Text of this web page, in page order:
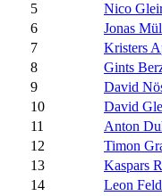
5
Nico
6
Jonas
7
Kristers
8
Gints
9
David
10
David
11
Anton
12
Timon
13
Kaspars
14
Leon